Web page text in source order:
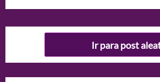
Ir para post